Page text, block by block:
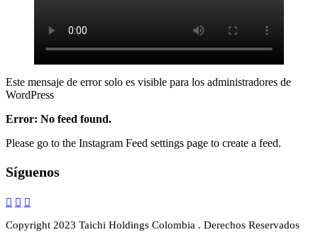
Este mensaje de error solo es visible para los administradores de
WordPress
Error: No feed found.
Please go to the Instagram Feed settings page to create a feed.
Síguenos
Copyright 2023 Taichi Holdings Colombia . Derechos Reservados